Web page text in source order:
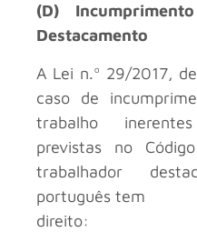
(D)
Destacamento
A Lei n.º 29/2017,
caso de
trabalho
previstas no
trabalhador
português tem
direito: